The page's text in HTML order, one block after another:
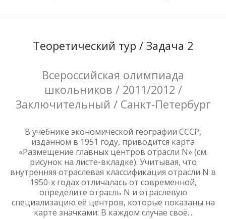
Теоретический тур / Задача 2
Всероссийская олимпиада
школьников / 2011/2012 /
Заключительный / Санкт-Петербург
В учебнике экономической географии СССР,
изданном в 1951 году, приводится карта
«Размещение главных центров отрасли N» (см.
рисунок на листе-вкладке). Учитывая, что
внутренняя отраслевая классификация отрасли N в
1950-х годах отличалась от современной,
определите отрасль N и отраслевую
специализацию её центров, которые показаны на
карте значками: В каждом случае своё...